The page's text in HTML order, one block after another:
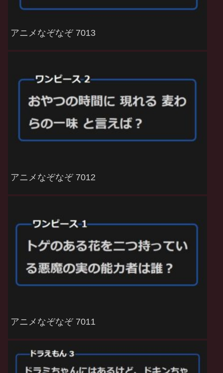
アニメなぞなぞ 7013
アニメなぞなぞ 7012
アニメなぞなぞ 7011